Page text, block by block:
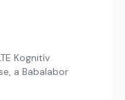
Kognitív
a Babalabor